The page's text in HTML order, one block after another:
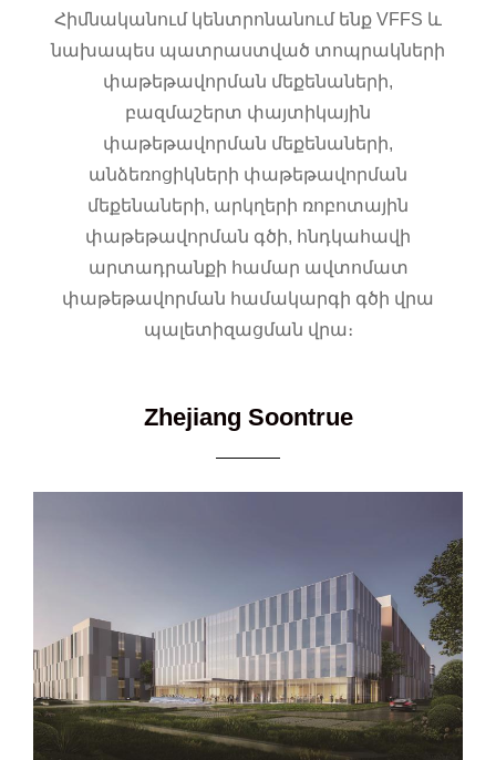
Հիմնականում կենտրոնանում ենք VFFS և
նախապես պատրաստված տոպրակների
փաթեթավորման մեքենաների,
բազմաշերտ փայտիկային
փաթեթավորման մեքենաների,
անձեռոցիկների փաթեթավորման
մեքենաների, արկղերի ռոբոտային
փաթեթավորման գծի, հնդկահավի
արտադրանքի համար ավտոմատ
փաթեթավորման համակարգի գծի վրա
պալետիզացման վրա։
Zhejiang Soontrue